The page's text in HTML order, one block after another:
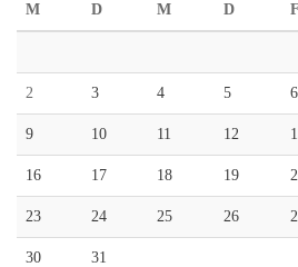
M D M D F
2 3 4 5 6
9 10 11 12
16 17 18 19
23 24 25 26
30 31